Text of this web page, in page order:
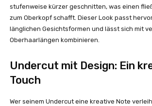
stufenweise kürzer geschnitten, was einen
zum Oberkopf schafft. Dieser Look passt
länglichen Gesichtsformen und lässt sich mit
Oberhaarlängen kombinieren.
Undercut mit Design: Ein
Touch
Wer seinem Undercut eine kreative Note